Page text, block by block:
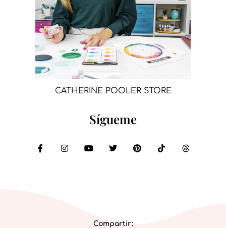
CATHERINE POOLER STORE
Sígueme
Compartir: